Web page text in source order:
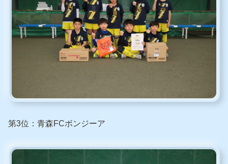
第3位：青森FCボンジーア